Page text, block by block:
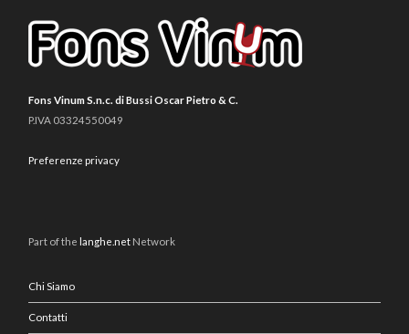
Fons Vinum S.n.c. di Bussi Oscar Pietro & C.
P.IVA 03324550049
Preferenze privacy
Part of thelanghe.net Network
Chi Siamo
Contatti